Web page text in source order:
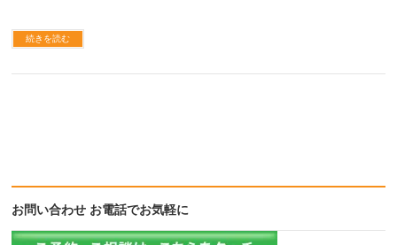
続きを読む
お問い合わせ お電話でお気軽に